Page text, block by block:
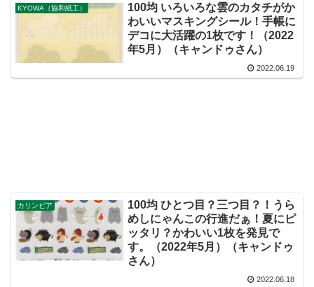
KYOWA（協和紙工）
100均 いろいろな雲のカタチがか
わいいマスキングシール！手帳に
デコに大活躍の1枚です！（2022
年5月）（キャンドゥさん）
2022.06.19
カリンピア
100均 ひとつ目？三つ目？！うら
めしにゃんこの行進だぁ！夏にピ
ッタリ？かわいい1枚を発見で
す。（2022年5月）（キャンドゥ
さん）
2022.06.18